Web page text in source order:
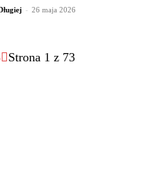
- 26 maja 2026
Strona 1 z 73